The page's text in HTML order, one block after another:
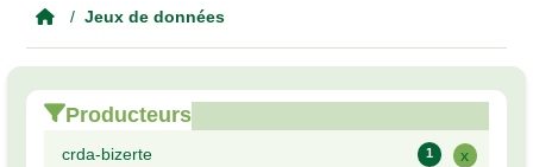
Jeux de données
Producteurs
crda-bizerte 1 x